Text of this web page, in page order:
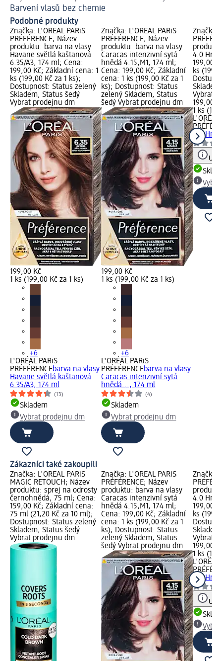
Barvení vlasů bez chemie
Podobné produkty
Značka: L'ORÉAL PARiS
PRÉFÉRENCE; Název
produktu: barva na vlasy
Havane světlá kaštanová
6.35/A3, 174 ml; Cena:
199,00 Kč; Základní cena: 1
ks (199,00 Kč za 1 ks);
Dostupnost: Status zelený
Skladem, Status šedý
Vybrat prodejnu dm
199,00 Kč
1 ks (199,00 Kč za 1 ks)
+6
L'ORÉAL PARiS
PRÉFÉRENCEbarva na vlasy
Havane světlá kaštanová
6.35/A3, 174 ml
(13)
Skladem
Vybrat prodejnu dm
Značka: L'ORÉAL PARiS
PRÉFÉRENCE; Název
produktu: barva na vlasy
Caracas intenzivní sytá
hnědá 4.15,M1, 174 ml;
Cena: 199,00 Kč; Základní
cena: 1 ks (199,00 Kč za 1
ks); Dostupnost: Status
zelený Skladem, Status
šedý Vybrat prodejnu dm
199,00 Kč
1 ks (199,00 Kč za 1 ks)
+6
L'ORÉAL PARiS
PRÉFÉRENCEbarva na vlasy
Caracas intenzivní sytá
hnědá..., 174 ml
(4)
Skladem
Vybrat prodejnu dm
Značka:
4.0
199,00
ks
Vybrat
199,00
1 ks
L'ORÉAL
4.0
Zákazníci také zakoupili
Značka: L'ORÉAL PARiS
MAGIC RETOUCH; Název
produktu: sprej na odrosty
černohnědá, 75 ml; Cena:
159,00 Kč; Základní cena:
75 ml (21,20 Kč za 10 ml);
Dostupnost: Status zelený
Skladem, Status šedý
Vybrat prodejnu dm
Značka: L'ORÉAL PARiS
PRÉFÉRENCE; Název
produktu: barva na vlasy
Caracas intenzivní sytá
hnědá 4.15,M1, 174 ml;
Cena: 199,00 Kč; Základní
cena: 1 ks (199,00 Kč za 1
ks); Dostupnost: Status
zelený Skladem, Status
šedý Vybrat prodejnu dm
Značka:
4.0
199,00
ks
Vybrat
199,00
1 ks
L'ORÉAL
4.0